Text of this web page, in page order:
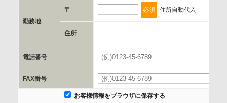
当社とイベント/セミナーを共同で開催する企業/団体
e.個人情報取り扱いに関する契約
当社と当該企業/団体とは、個人情報取扱に関する覚書の締結
を行います。
委託の有無
勤務地
〒 必須 住所自動代入
住所
電話番号
FAX番号
お客様情報をブラウザに保存する